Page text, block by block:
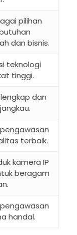
pilihan
dan bisnis.
teknologi
tinggi.
dan
terbaik.
kamera IP
beragam
handal.